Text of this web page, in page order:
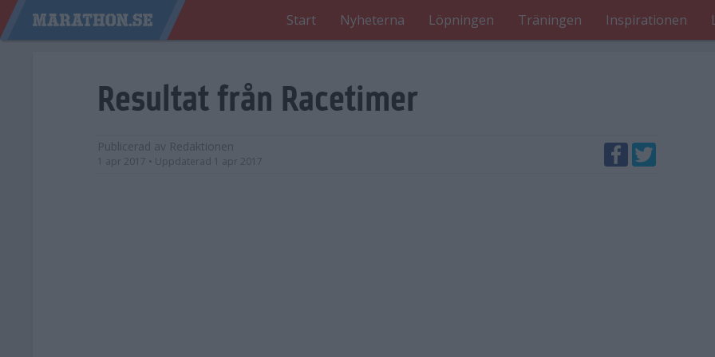
Start Nyheterna Löpningen Träningen Inspirationen
Resultat från Racetimer
Publicerad av Redaktionen
1 apr 2017 • Uppdaterad 1 apr 2017